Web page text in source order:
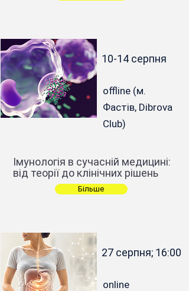
10-14 серпня
offline (м.
Фастів, Dibrova
Club)
Імунологія в сучасній медицині:
від теорії до клінічних рішень
Більше
27 серпня; 16:00
online